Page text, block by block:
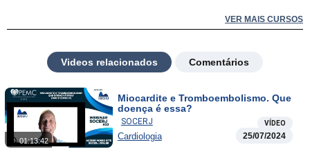
VER MAIS CURSOS
Videos relacionados Comentários
01:13:42
Miocardite e Tromboembolismo. Que
doença é essa?
SOCERJ VÍDEO
Cardiologia 25/07/2024